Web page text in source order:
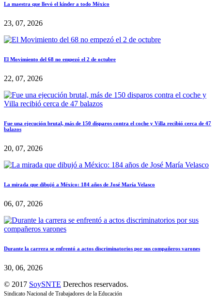
La maestra que llevó el kínder a todo México
23, 07, 2026
El Movimiento del 68 no empezó el 2 de octubre
22, 07, 2026
Fue una ejecución brutal, más de 150 disparos contra el coche y Villa recibió cerca de 47
balazos
20, 07, 2026
La mirada que dibujó a México: 184 años de José María Velasco
06, 07, 2026
Durante la carrera se enfrentó a actos discriminatorios por sus compañeros varones
30, 06, 2026
© 2017 SoySNTE Derechos reservados.
Sindicato Nacional de Trabajadores de la Educación